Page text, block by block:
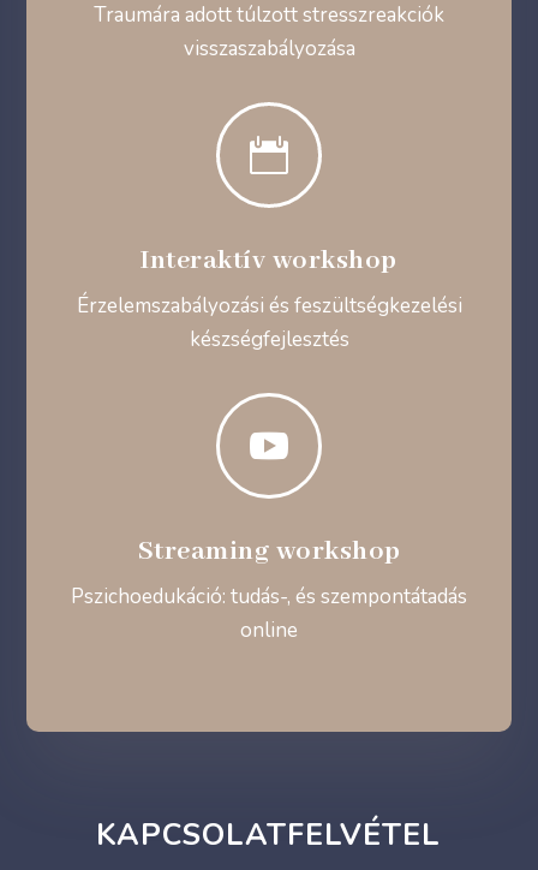
Traumára adott túlzott stresszreakciók
visszaszabályozása

Interaktív workshop
Érzelemszabályozási és feszültségkezelési
készségfejlesztés

Streaming workshop
Pszichoedukáció: tudás-, és szempontátadás
online
KAPCSOLATFELVÉTEL